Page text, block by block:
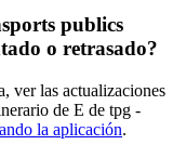
publics
o retrasado?
ver las actualizaciones
de E de tpg -
la aplicación.